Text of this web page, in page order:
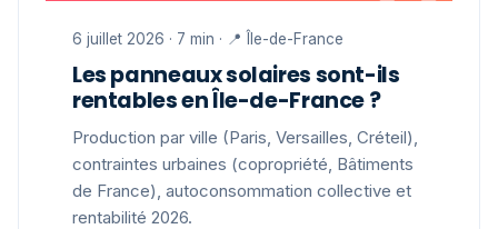
6 juillet 2026 · 7 min · 📍 Île-de-France
Les panneaux solaires sont-ils
rentables en Île-de-France ?
Production par ville (Paris, Versailles, Créteil),
contraintes urbaines (copropriété, Bâtiments
de France), autoconsommation collective et
rentabilité 2026.